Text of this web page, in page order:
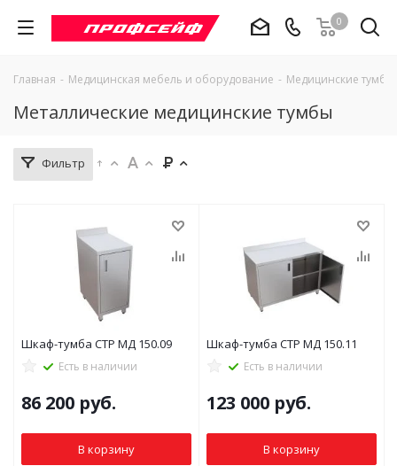
0
Главная - Медицинская мебель и оборудование - Медицинские тумбы
Металлические медицинские тумбы
Фильтр
Шкаф-тумба СТР МД 150.09
Есть в наличии
86 200 руб.
В корзину
Шкаф-тумба СТР МД 150.11
Есть в наличии
123 000 руб.
В корзину